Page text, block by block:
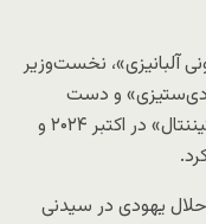
آلبانیزی»، نخست‌وزیر
ایران را به «یهودی‌ستیزی» و دست
داشتن در حمله به آشپزخانه «لوییس کانتیننتال» در اکتبر ۲۰۲۴ و
یهودی در سیدنی